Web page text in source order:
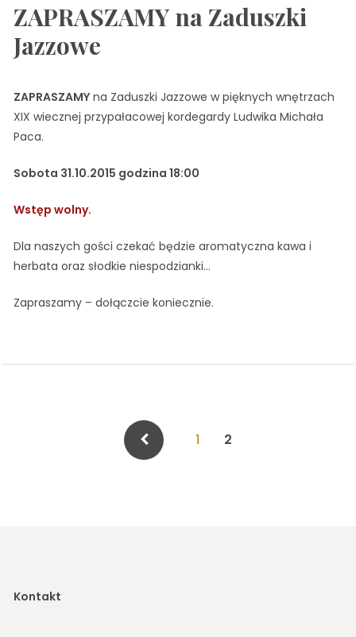
ZAPRASZAMY na Zaduszki
Jazzowe
ZAPRASZAMYna Zaduszki Jazzowe w pięknych wnętrzach
XIX wiecznej przypałacowej kordegardy Ludwika Michała
Paca.
Sobota 31.10.2015 godzina 18:00
Wstęp wolny.
Dla naszych gości czekać będzie aromatyczna kawa i
herbata oraz słodkie niespodzianki…
Zapraszamy – dołączcie koniecznie.
Stronicowanie
Page
1 Page
2
Kontakt